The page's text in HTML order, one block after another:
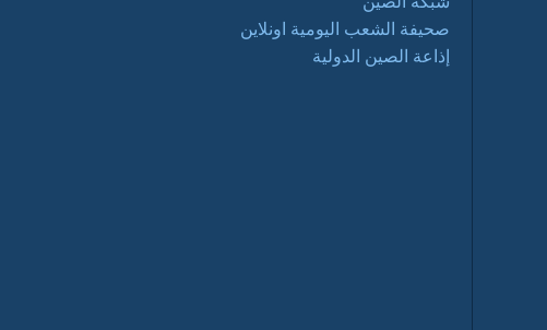
أفلام وثائقية: عبور
صحيفة الشعب اليومية اونلاين
إذاعة الصين الدولية